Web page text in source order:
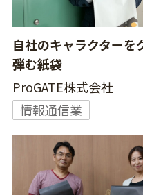
自社のキャラクター
弾む紙袋
ProGATE株式会社
情報通信業